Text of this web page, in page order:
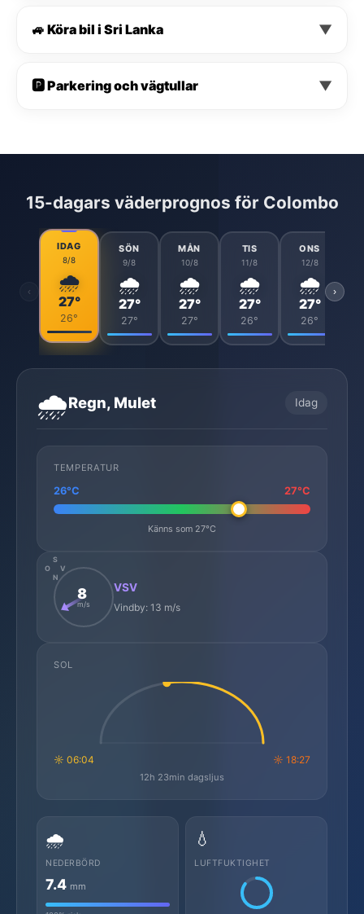
🚙 Köra bil i Sri Lanka ▼
🅿️ Parkering och vägtullar ▼
15-dagars väderprognos för Colombo
‹
IDAG
8/8
🌧️
27°
26°
SÖN
9/8
🌧️
27°
27°
MÅN
10/8
🌧️
27°
27°
TIS
11/8
🌧️
27°
26°
ONS
12/8
🌧️
27°
26°
›
🌧️Regn, Mulet Idag
TEMPERATUR
26°C 27°C
Känns som 27°C
N
S
O
V
8
m/s
VSV
Vindby: 13 m/s
SOL
☼ 06:04 ☼ 18:27
12h 23min dagsljus
🌧️
NEDERBÖRD
7.4 mm
💧
LUFTFUKTIGHET